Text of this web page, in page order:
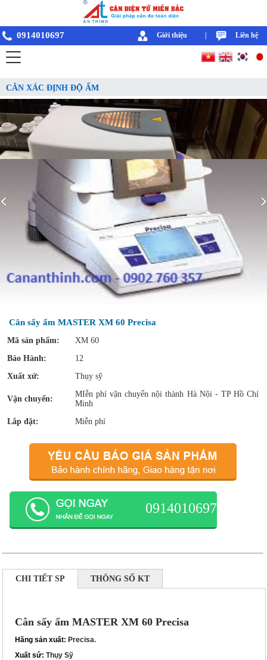
0914010697 Giới thiệu Liên hệ
CÂN XÁC ĐỊNH ĐỘ ẨM
Cân sấy ẩm MASTER XM 60 Precisa
Mã sản phẩm:
XM 60
Bảo Hành:
12
Xuất xứ:
Thụy sỹ
Vận chuyển:
MIễn phí vận chuyển nội thành Hà Nội - TP Hồ Chí
Minh
Lắp đặt:
Miễn phí
0914010697
CHI TIẾT SP THÔNG SỐ KT
Cân sấy ẩm MASTER XM 60 Precisa
Hãng sản xuất: Precisa.
Xuất sứ: Thụy Sỹ